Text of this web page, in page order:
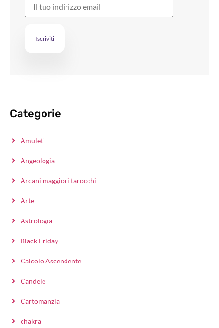
Categorie
Amuleti
Angeologia
Arcani maggiori tarocchi
Arte
Astrologia
Black Friday
Calcolo Ascendente
Candele
Cartomanzia
chakra